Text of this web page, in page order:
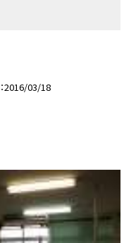
2016/03/18